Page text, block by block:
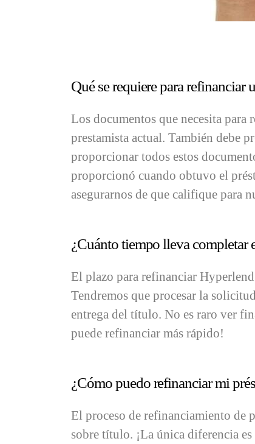
Qué se requiere para refinanciar
Los documentos que necesita
prestamista actual. También debe
proporcionar todos estos
proporcionó cuando obtuvo el
asegurarnos de que califique para
¿Cuánto tiempo lleva completar
El plazo para refinanciar
Tendremos que procesar la
entrega del título. No es raro ver
puede refinanciar más rápido!
¿Cómo puedo refinanciar mi
El proceso de refinanciamiento de
sobre título. ¡La única diferencia